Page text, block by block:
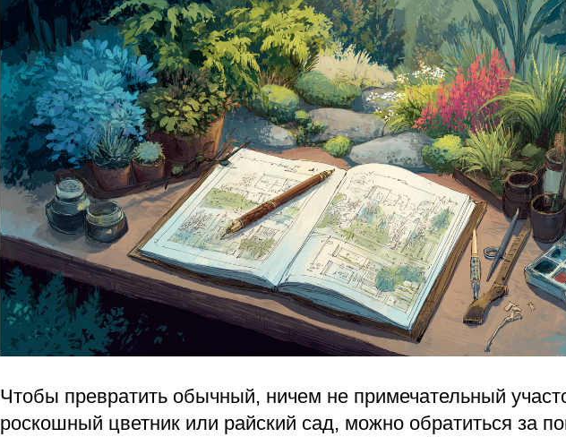
Чтобы превратить обычный, ничем не примечательный
роскошный цветник или райский сад, можно обратиться за